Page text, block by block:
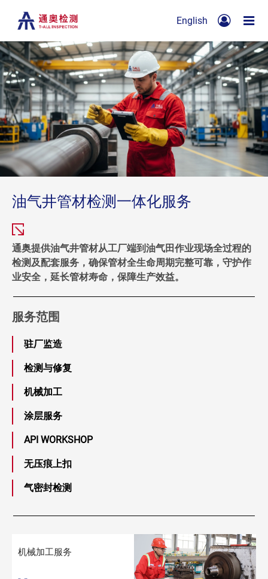
English
油气井管材检测一体化服务
通奥提供油气井管材从工厂端到油气田作业现场全过程的
检测及配套服务，确保管材全生命周期完整可靠，守护作
业安全，延长管材寿命，保障生产效益。
服务范围
驻厂监造
检测与修复
机械加工
涂层服务
API WORKSHOP
无压痕上扣
气密封检测
机械加工服务